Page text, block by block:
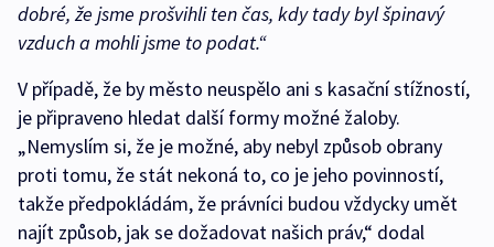
dobré, že jsme prošvihli ten čas, kdy tady byl špinavý
vzduch a mohli jsme to podat.“
V případě, že by město neuspělo ani s kasační stížností,
je připraveno hledat další formy možné žaloby.
„Nemyslím si, že je možné, aby nebyl způsob obrany
proti tomu, že stát nekoná to, co je jeho povinností,
takže předpokládám, že právníci budou vždycky umět
najít způsob, jak se dožadovat našich práv,“ dodal